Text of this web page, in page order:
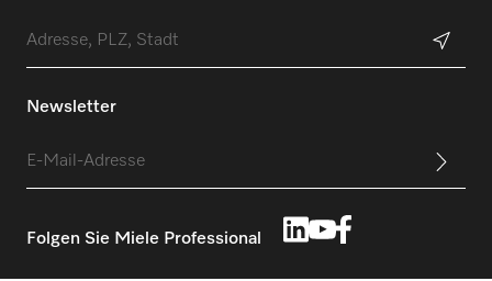
Newsletter
Folgen Sie Miele Professional